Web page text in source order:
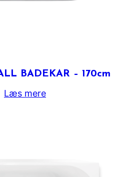
BADEKAR – 170cm
Læs mere